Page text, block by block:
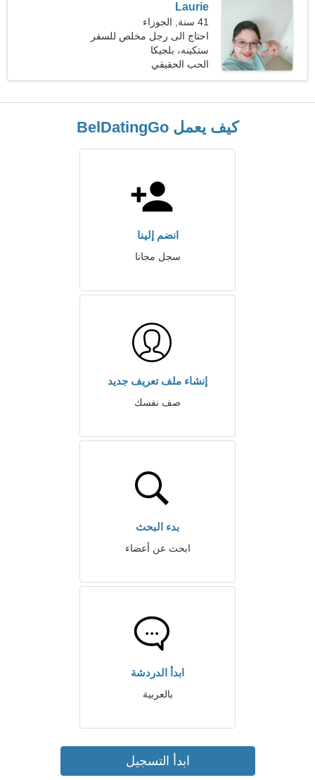
Laurie
41 سنة, الجوزاء
احتاج الى رجل مخلص للسفر
معا
ستكينه، بلجيكا
الحب الحقيقي
كيف يعمل BelDatingGo
انضم إلينا
سجل مجانا
إنشاء ملف تعريف جديد
صف نفسك
بدء البحث
ابحث عن أعضاء
ابدأ الدردشة
بالعربية
ابدأ التسجيل